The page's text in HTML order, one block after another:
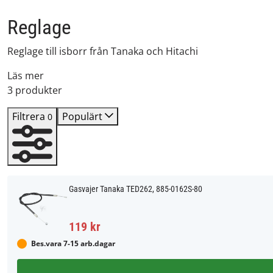
Reglage
Reglage till isborr från Tanaka och Hitachi
Läs mer
3 produkter
Filtrera 0 Populärt
Gasvajer Tanaka TED262, 885-0162S-80
119 kr
Bes.vara 7-15 arb.dagar